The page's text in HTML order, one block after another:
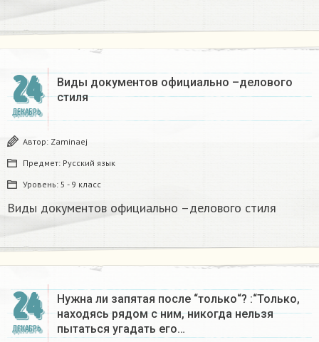
24
ДЕКАБРЬ
Виды документов официально –делового
стиля
Автор: Zaminaej
Предмет: Русский язык
Уровень: 5 - 9 класс
Виды документов официально –делового стиля
24
ДЕКАБРЬ
Нужна ли запятая после “только“? :“Только,
находясь рядом с ним, никогда нельзя
пытаться угадать его…